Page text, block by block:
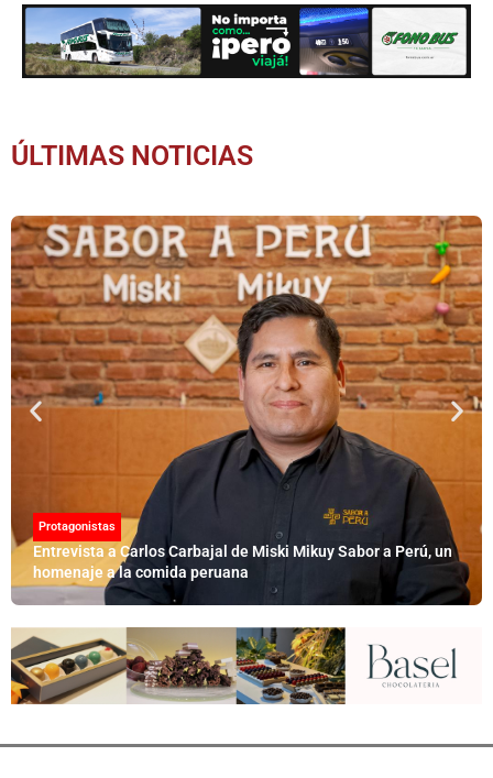
ÚLTIMAS NOTICIAS
Protagonistas
Entrevista a Carlos Carbajal de Miski Mikuy Sabor a Perú, un
homenaje a la comida peruana